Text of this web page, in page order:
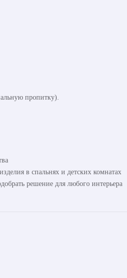
пропитку).
в спальнях и детских комнатах
решение для любого интерьера